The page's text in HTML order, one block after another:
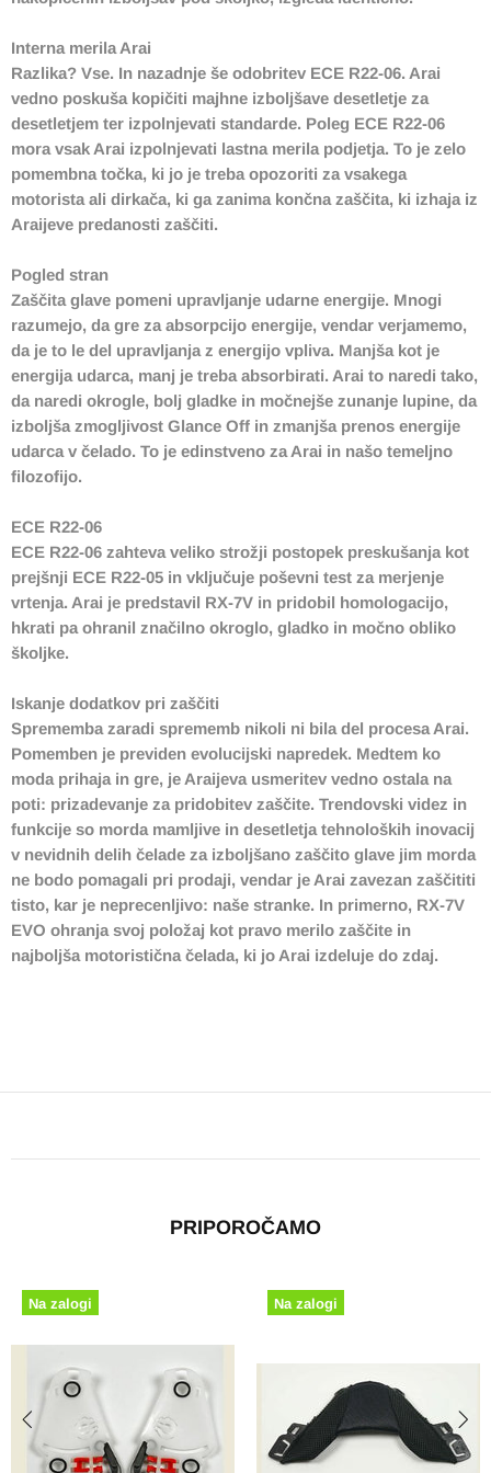
Interna merila Arai
Razlika? Vse. In nazadnje še odobritev ECE R22-06. Arai
vedno poskuša kopičiti majhne izboljšave desetletje za
desetletjem ter izpolnjevati standarde. Poleg ECE R22-06
mora vsak Arai izpolnjevati lastna merila podjetja. To je zelo
pomembna točka, ki jo je treba opozoriti za vsakega
motorista ali dirkača, ki ga zanima končna zaščita, ki izhaja iz
Araijeve predanosti zaščiti.
Pogled stran
Zaščita glave pomeni upravljanje udarne energije. Mnogi
razumejo, da gre za absorpcijo energije, vendar verjamemo,
da je to le del upravljanja z energijo vpliva. Manjša kot je
energija udarca, manj je treba absorbirati. Arai to naredi tako,
da naredi okrogle, bolj gladke in močnejše zunanje lupine, da
izboljša zmogljivost Glance Off in zmanjša prenos energije
udarca v čelado. To je edinstveno za Arai in našo temeljno
filozofijo.
ECE R22-06
ECE R22-06 zahteva veliko strožji postopek preskušanja kot
prejšnji ECE R22-05 in vključuje poševni test za merjenje
vrtenja. Arai je predstavil RX-7V in pridobil homologacijo,
hkrati pa ohranil značilno okroglo, gladko in močno obliko
školjke.
Iskanje dodatkov pri zaščiti
Sprememba zaradi sprememb nikoli ni bila del procesa Arai.
Pomemben je previden evolucijski napredek. Medtem ko
moda prihaja in gre, je Araijeva usmeritev vedno ostala na
poti: prizadevanje za pridobitev zaščite. Trendovski videz in
funkcije so morda mamljive in ​​desetletja tehnoloških inovacij
v nevidnih delih čelade za izboljšano zaščito glave jim morda
ne bodo pomagali pri prodaji, vendar je Arai zavezan zaščititi
tisto, kar je neprecenljivo: naše stranke. In primerno, RX-7V
EVO ohranja svoj položaj kot pravo merilo zaščite in
najboljša motoristična čelada, ki jo Arai izdeluje do zdaj.
PRIPOROČAMO
Na zalogi Na zalogi